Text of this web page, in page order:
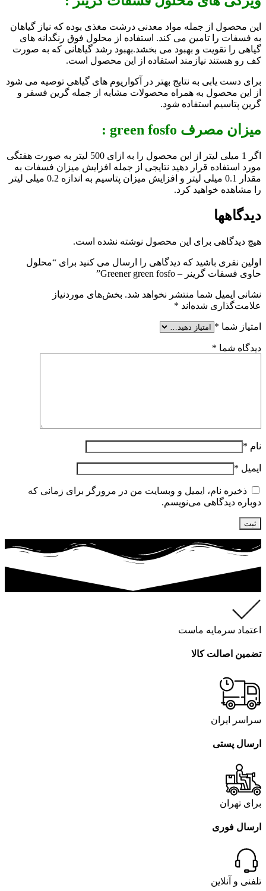
این محصول از جمله مواد معدنی درشت مغذی بوده که نیاز گیاهان
به فسفات را تامین می کند. استفاده از محلول فوق رنگدانه های
گیاهی را تقویت و بهبود می بخشد.بهبود رشد گیاهانی که به صورت
کف رو هستند نیازمند استفاده از این محصول است.
برای دست یابی به نتایج بهتر در آکواریوم های گیاهی توصیه می شود
از این محصول به همراه محصولات مشابه از جمله گرین فسفر و
گرین پتاسیم استفاده شود.
میزان مصرف green fosfo :
اگر 1 میلی لیتر از این محصول را به ازای 500 لیتر به صورت هفتگی
مورد استفاده قرار دهید نتایجی از جمله افزایش میزان فسفات به
مقدار 0.1 میلی لیتر و افزایش میزان پتاسیم به اندازه 0.2 میلی لیتر
را مشاهده خواهید کرد.
دیدگاهها
هیچ دیدگاهی برای این محصول نوشته نشده است.
اولین نفری باشید که دیدگاهی را ارسال می کنید برای “محلول
حاوی فسفات گرینر – Greener green fosfo”
نشانی ایمیل شما منتشر نخواهد شد. بخش‌های موردنیاز
علامت‌گذاری شده‌اند *
امتیاز شما *
دیدگاه شما *
نام *
ایمیل *
ذخیره نام، ایمیل و وبسایت من در مرورگر برای زمانی که
دوباره دیدگاهی می‌نویسم.
اعتماد سرمایه ماست
تضمین اصالت کالا
سراسر ایران
ارسال پستی
برای تهران
ارسال فوری
تلفنی و آنلاین